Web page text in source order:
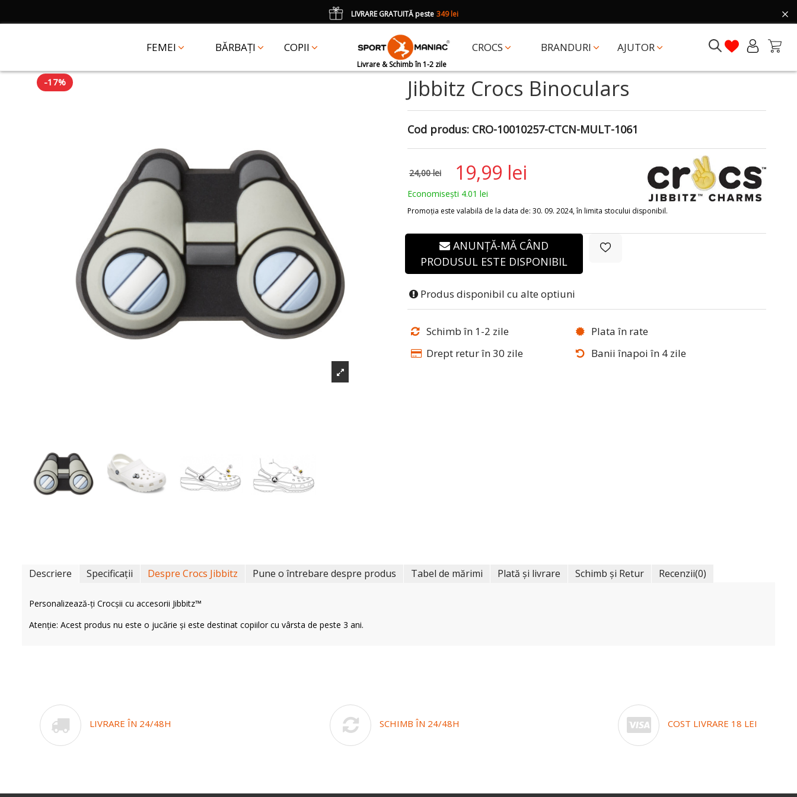
FEMEI BĂRBAȚI COPII CROCS BRANDURI AJUTOR
Livrare & Schimb în 1-2 zile
LIVRARE GRATUITĂ peste 349 lei
CADOUun accesoriu Crocs Jibbitz în val. de 25 lei cu codul: JIBBITZ
-17% Jibbitz Crocs Binoculars
Cod produs: CRO-10010257-CTCN-MULT-1061
19,99 lei
24,00 lei
Economisești 4.01 lei
Promoția este valabilă de la data de: 30. 09. 2024, în limita stocului disponibil.
ANUNȚĂ-MĂ CÂND
PRODUSUL ESTE DISPONIBIL
Produs disponibil cu alte optiuni
Schimb în 1-2 zile
Plata în rate
Drept retur în 30 zile
Banii înapoi în 4 zile
Descriere Specificații Despre Crocs Jibbitz Pune o întrebare despre produs Tabel de mărimi Plată și livrare Schimb și Retur Recenzii(0)
Personalizează-ți Crocșii cu accesorii Jibbitz™
Atenție: Acest produs nu este o jucărie și este destinat copiilor cu vârsta de peste 3 ani.
LIVRARE ÎN 24/48H SCHIMB ÎN 24/48H COST LIVRARE 18 LEI